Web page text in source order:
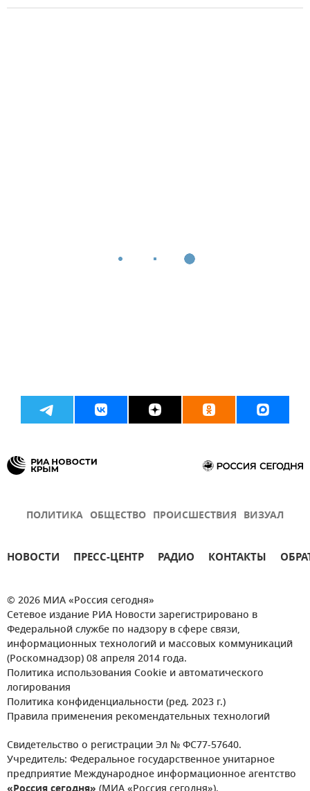
ПОЛИТИКА ОБЩЕСТВО ПРОИСШЕСТВИЯ ВИЗУАЛ
НОВОСТИ ПРЕСС-ЦЕНТР РАДИО КОНТАКТЫ
© 2026 МИА «Россия сегодня»
Сетевое издание РИА Новости зарегистрировано в
Федеральной службе по надзору в сфере связи,
информационных технологий и массовых коммуникаций
(Роскомнадзор) 08 апреля 2014 года.
Политика использования Cookie и автоматического
логирования
Политика конфиденциальности (ред. 2023 г.)
Правила применения рекомендательных технологий
Свидетельство о регистрации Эл № ФС77-57640.
Учредитель: Федеральное государственное унитарное
предприятие Международное информационное агентство